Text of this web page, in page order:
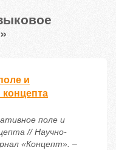
и
поле и
// Научно-
«Концепт». –